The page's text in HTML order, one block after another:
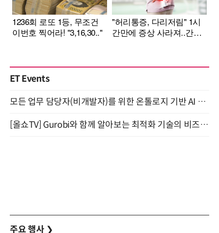
ET Events
모든 업무 담당자(비개발자)를 위한 온톨로지 기반 AI 지식체계 설계 1-day 워크숍 8월 20일 개최
[올쇼TV] Gurobi와 함께 알아보는 최적화 기술의 비즈니스 활용 (8월 20일 생방송)
주요 행사 ❯